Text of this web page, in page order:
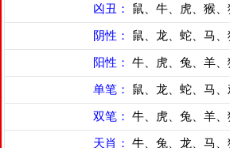
凶丑： 鼠、牛、虎、猴
阴性： 鼠、龙、蛇、马
阳性： 牛、虎、兔、羊
单笔： 鼠、龙、蛇、马
双笔： 牛、虎、兔、羊、
天肖： 牛、兔、龙、马